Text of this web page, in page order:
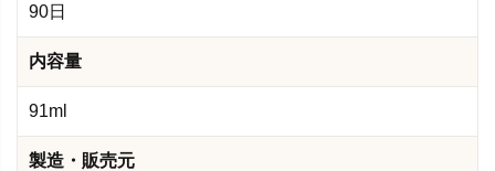
90日
内容量
91ml
製造・販売元